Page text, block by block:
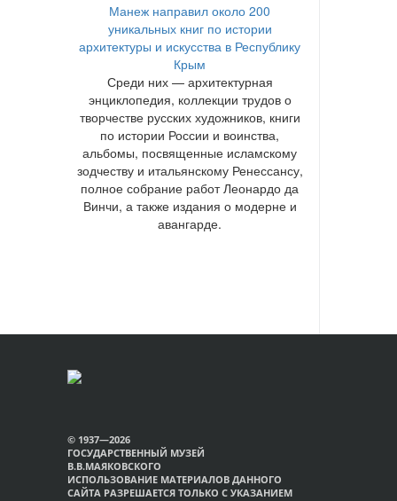
Манеж направил около 200
уникальных книг по истории
архитектуры и искусства в Республику
Крым
Среди них — архитектурная
энциклопедия, коллекции трудов о
творчестве русских художников, книги
по истории России и воинства,
альбомы, посвященные исламскому
зодчеству и итальянскому Ренессансу,
полное собрание работ Леонардо да
Винчи, а также издания о модерне и
авангарде.
© 1937—2026
ГОСУДАРСТВЕННЫЙ МУЗЕЙ
В.В.МАЯКОВСКОГО
ИСПОЛЬЗОВАНИЕ МАТЕРИАЛОВ ДАННОГО
САЙТА РАЗРЕШАЕТСЯ ТОЛЬКО С УКАЗАНИЕМ